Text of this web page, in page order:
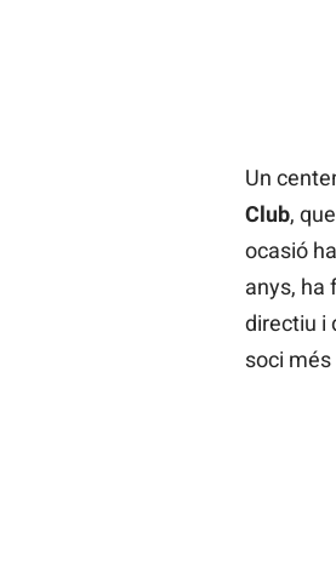
Un
Club,
ocasió
anys, ha
directiu i
soci més